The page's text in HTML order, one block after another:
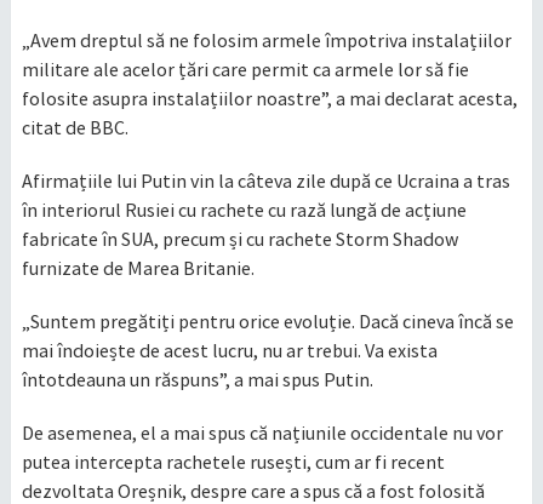
„Avem dreptul să ne folosim armele împotriva instalațiilor
militare ale acelor țări care permit ca armele lor să fie
folosite asupra instalațiilor noastre”, a mai declarat acesta,
citat de BBC.
Afirmațiile lui Putin vin la câteva zile după ce Ucraina a tras
în interiorul Rusiei cu rachete cu rază lungă de acțiune
fabricate în SUA, precum și cu rachete Storm Shadow
furnizate de Marea Britanie.
„Suntem pregătiți pentru orice evoluție. Dacă cineva încă se
mai îndoiește de acest lucru, nu ar trebui. Va exista
întotdeauna un răspuns”, a mai spus Putin.
De asemenea, el a mai spus că națiunile occidentale nu vor
putea intercepta rachetele rusești, cum ar fi recent
dezvoltata Oreșnik, despre care a spus că a fost folosită